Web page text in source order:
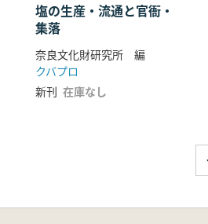
塩の生産・流通と官衙・
集落
奈良文化財研究所 編
クバプロ
新刊 在庫なし